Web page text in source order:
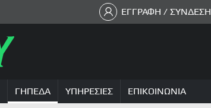
ΕΓΓΡΑΦΗ / ΣΥΝΔΕΣΗ
ΓΗΠΕΔΑ ΥΠΗΡΕΣΙΕΣ ΕΠΙΚΟΙΝΩΝΙΑ